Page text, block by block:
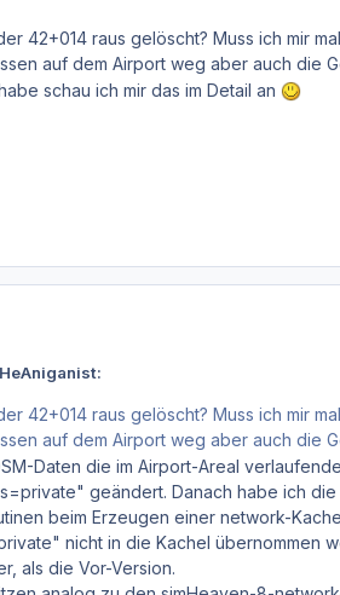
42+014 raus gelöscht? Muss ich mir
auf dem Airport weg aber auch die
schau ich mir das im Detail an
42+014 raus gelöscht? Muss ich mir
auf dem Airport weg aber auch die
Daten die im Airport-Areal
geändert. Danach habe ich
beim Erzeugen einer network-
nicht in die Kachel übernommen
als die Vor-Version.